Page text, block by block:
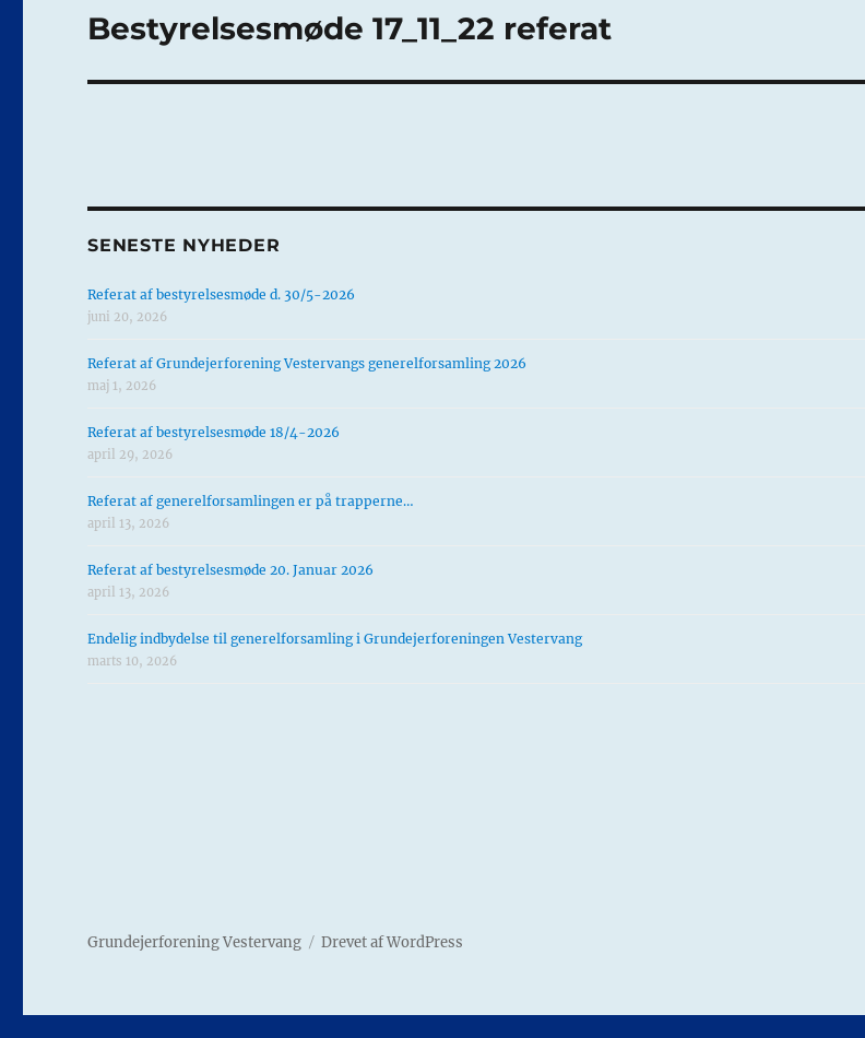
Næste
Bestyrelsesmøde 17_11_22 referat
SENESTE NYHEDER
Referat af bestyrelsesmøde d. 30/5-2026
juni 20, 2026
Referat af Grundejerforening Vestervangs generelforsamling 2026
maj 1, 2026
Referat af bestyrelsesmøde 18/4-2026
april 29, 2026
Referat af generelforsamlingen er på trapperne…
april 13, 2026
Referat af bestyrelsesmøde 20. Januar 2026
april 13, 2026
Endelig indbydelse til generelforsamling i Grundejerforeningen Vestervang
marts 10, 2026
Grundejerforening Vestervang Drevet af WordPress